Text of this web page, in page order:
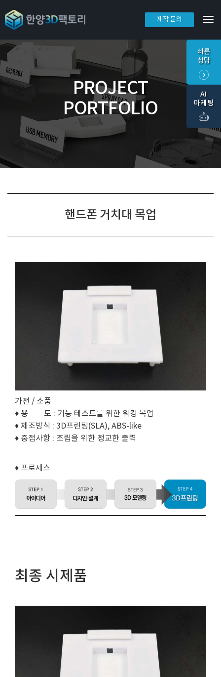
제작 문의
PROJECT
PORTFOLIO
핸드폰 거치대 목업
가전 / 소품
♦ 용 도 : 기능 테스트를 위한 워킹 목업
♦ 제조방식 : 3D프린팅(SLA), ABS-like
♦ 중점사항 : 조립을 위한 정교한 출력
♦ 프로세스
최종 시제품
빠른
상담
AI
마케팅